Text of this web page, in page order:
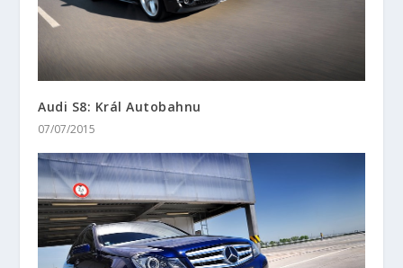
Audi S8: Král Autobahnu
07/07/2015